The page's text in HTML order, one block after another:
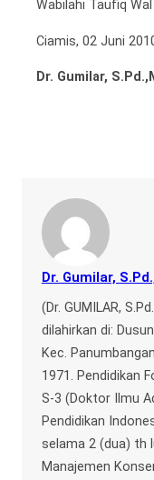
Wabilahi Taufiq
Ciamis, 02 Juni
Dr. Gumilar,
Dr. Gumilar,
(Dr. GUMILAR,
dilahirkan di:
Kec.
1971. Pendidikan
S-3 (Doktor Ilmu
Pendidikan
selama 2 (dua) th
Manajemen